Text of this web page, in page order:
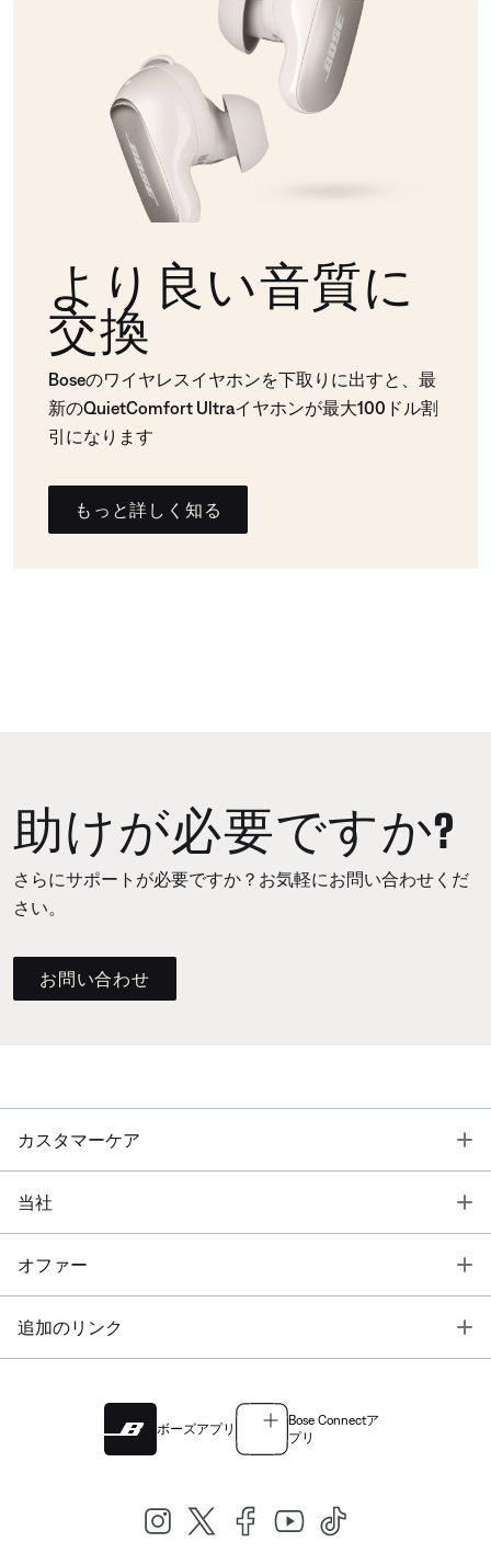
より良い音質に
交換
Boseのワイヤレスイヤホンを下取りに出すと、最
新のQuietComfort Ultraイヤホンが最大100ドル割
引になります
もっと詳しく知る
助けが必要ですか?
さらにサポートが必要ですか？お気軽にお問い合わせくだ
さい。
お問い合わせ
カスタマーケア
当社
オファー
追加のリンク
ボーズアプリ
Bose Connectア
プリ